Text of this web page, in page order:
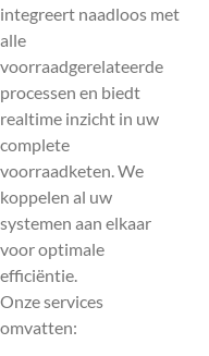
integreert naadloos met
alle
voorraadgerelateerde
processen en biedt
realtime inzicht in uw
complete
voorraadketen. We
koppelen al uw
systemen aan elkaar
voor optimale
efficiëntie.
Onze services
omvatten: